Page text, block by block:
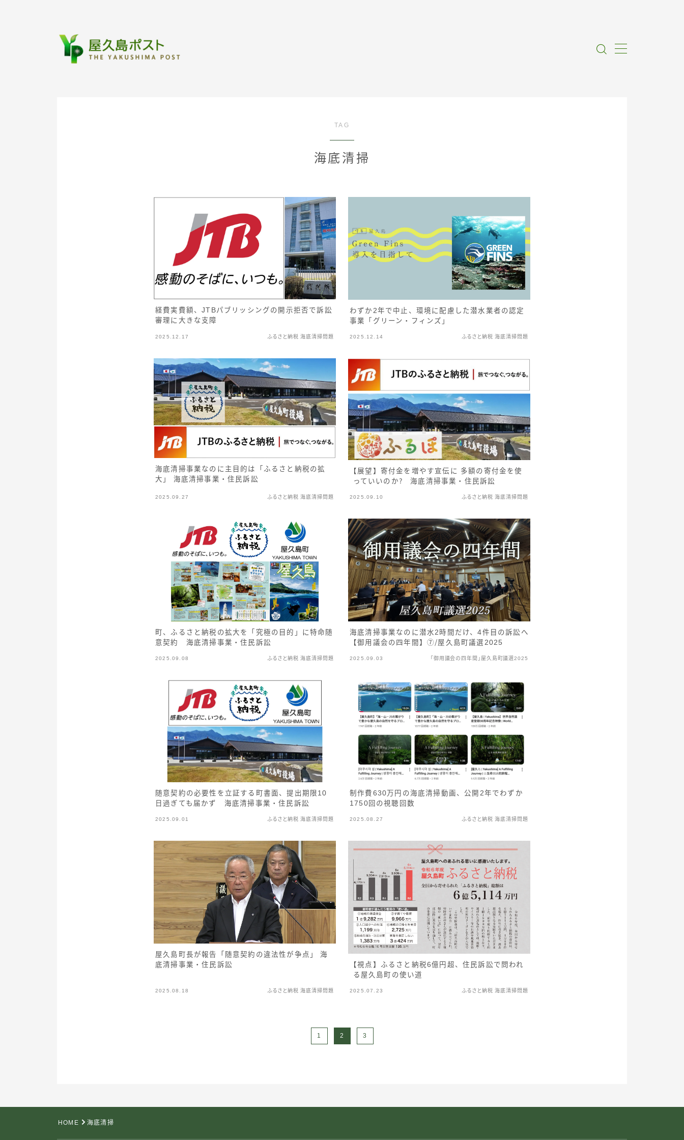
情報提供
TAG
海底清掃
経費実費額、JTBパブリッシングの開示拒否で訴訟
審理に大きな支障
2025.12.17 ふるさと納税 海底清掃問題
わずか2年で中止、環境に配慮した潜水業者の認定
事業「グリーン・フィンズ」
2025.12.14 ふるさと納税 海底清掃問題
海底清掃事業なのに主目的は「ふるさと納税の拡
大」 海底清掃事業・住民訴訟
2025.09.27 ふるさと納税 海底清掃問題
【展望】寄付金を増やす宣伝に 多額の寄付金を使
っていいのか？ 海底清掃事業・住民訴訟
2025.09.10 ふるさと納税 海底清掃問題
町、ふるさと納税の拡大を「究極の目的」に特命随
意契約 海底清掃事業・住民訴訟
2025.09.08 ふるさと納税 海底清掃問題
海底清掃事業なのに潜水2時間だけ、4件目の訴訟へ
【御用議会の四年間】⑦／屋久島町議選2025
2025.09.03 「御用議会の四年間」屋久島町議選2025
随意契約の必要性を立証する町書面、提出期限10
日過ぎても届かず 海底清掃事業・住民訴訟
2025.09.01 ふるさと納税 海底清掃問題
制作費630万円の海底清掃動画、公開2年でわずか
1750回の視聴回数
2025.08.27 ふるさと納税 海底清掃問題
屋久島町長が報告「随意契約の違法性が争点」 海
底清掃事業・住民訴訟
2025.08.18 ふるさと納税 海底清掃問題
【視点】ふるさと納税6億円超、住民訴訟で問われ
る屋久島町の使い道
2025.07.23 ふるさと納税 海底清掃問題
1 2 3
HOME 海底清掃